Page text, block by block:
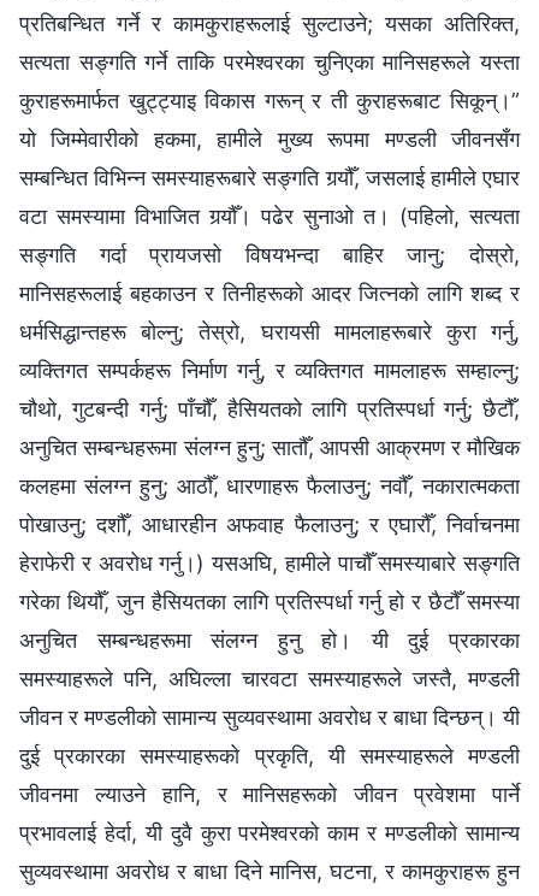
प्रतिबन्धित गर्ने र कामकुराहरूलाई सुल्टाउने; यसका अतिरिक्त,
सत्यता सङ्‍गति गर्ने ताकि परमेश्‍वरका चुनिएका मानिसहरूले यस्ता
कुराहरूमार्फत खुट्ट्याइ विकास गरून् र ती कुराहरूबाट सिकून्।”
यो जिम्मेवारीको हकमा, हामीले मुख्य रूपमा मण्डली जीवनसँग
सम्बन्धित विभिन्‍न समस्याहरूबारे सङ्गति गर्‍यौँ, जसलाई हामीले एघार
वटा समस्यामा विभाजित गर्‍यौँ। पढेर सुनाओ त। (पहिलो, सत्यता
सङ्गति गर्दा प्रायजसो विषयभन्दा बाहिर जानु; दोस्रो,
मानिसहरूलाई बहकाउन र तिनीहरूको आदर जित्नको लागि शब्द र
धर्मसिद्धान्तहरू बोल्नु; तेस्रो, घरायसी मामलाहरूबारे कुरा गर्नु,
व्यक्तिगत सम्पर्कहरू निर्माण गर्नु, र व्यक्तिगत मामलाहरू सम्हाल्नु;
चौथो, गुटबन्दी गर्नु; पाँचौँ, हैसियतको लागि प्रतिस्पर्धा गर्नु; छैटौँ,
अनुचित सम्बन्धहरूमा संलग्‍न हुनु; सातौँ, आपसी आक्रमण र मौखिक
कलहमा संलग्‍न हुनु; आठौँ, धारणाहरू फैलाउनु; नवौँ, नकारात्मकता
पोखाउनु; दशौँ, आधारहीन अफवाह फैलाउनु; र एघारौँ, निर्वाचनमा
हेराफेरी र अवरोध गर्नु।) यसअघि, हामीले पाचौँ समस्याबारे सङ्गति
गरेका थियौँ, जुन हैसियतका लागि प्रतिस्पर्धा गर्नु हो र छैटौँ समस्या
अनुचित सम्बन्धहरूमा संलग्‍न हुनु हो। यी दुई प्रकारका
समस्याहरूले पनि, अघिल्ला चारवटा समस्याहरूले जस्तै, मण्डली
जीवन र मण्डलीको सामान्य सुव्यवस्थामा अवरोध र बाधा दिन्छन्। यी
दुई प्रकारका समस्याहरूको प्रकृति, यी समस्याहरूले मण्डली
जीवनमा ल्याउने हानि, र मानिसहरूको जीवन प्रवेशमा पार्ने
प्रभावलाई हेर्दा, यी दुवै कुरा परमेश्‍वरको काम र मण्डलीको सामान्य
सुव्यवस्थामा अवरोध र बाधा दिने मानिस, घटना, र कामकुराहरू हुन